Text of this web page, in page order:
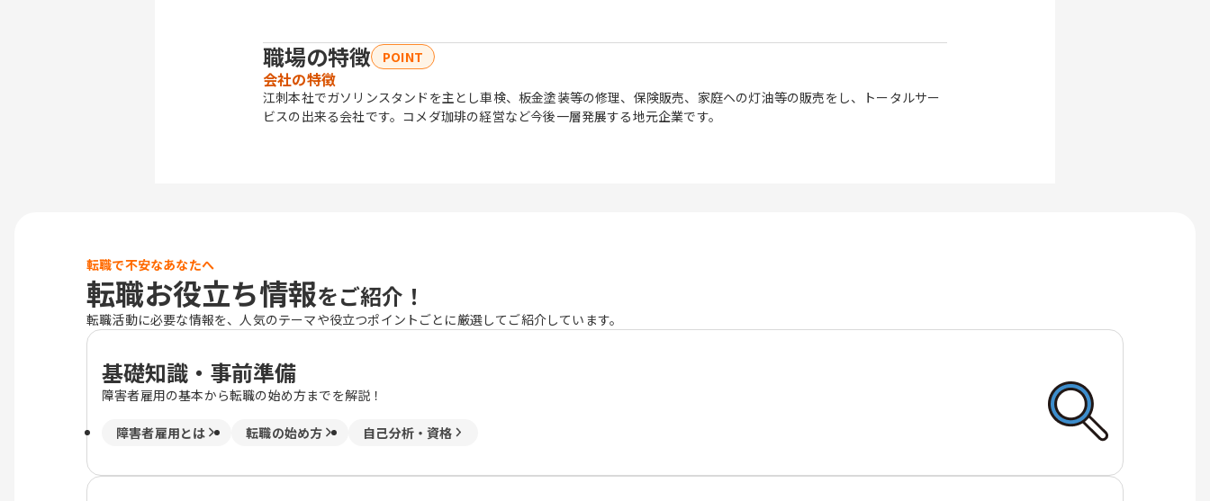
職場の特徴 POINT
会社の特徴
江刺本社でガソリンスタンドを主とし車検、板金塗装等の修理、保険販売、家庭ヘの灯油等の販売をし、トータルサー
ビスの出来る会社です。コメダ珈琲の経営など今後一層発展する地元企業です。
転職で不安なあなたへ
転職お役立ち情報をご紹介！
転職活動に必要な情報を、人気のテーマや役立つポイントごとに厳選してご紹介しています。
基礎知識・事前準備
障害者雇用の基本から転職の始め方までを解説！
障害者雇用とは 転職の始め方 自己分析・資格